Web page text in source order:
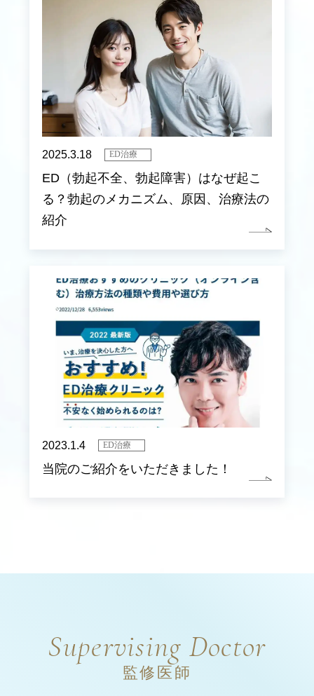
2025.3.18 ED治療
ED（勃起不全、勃起障害）はなぜ起こ
る？勃起のメカニズム、原因、治療法の
紹介
2023.1.4 ED治療
当院のご紹介をいただきました！
Supervising Doctor
監修医師